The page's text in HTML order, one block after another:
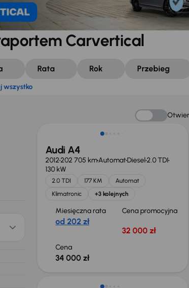
Carvertical
Rata Rok Przebieg
wszystko
Audi A4
2012202 705 kmAutomatDiesel2.0 TDI
130 kW
2.0 TDI 177 KM
Automat
Klimatronic
+3 kolejnych
Miesięczna rata
od 202 zł
Cena promocyjna
32 000 zł
Cena
34 000 zł